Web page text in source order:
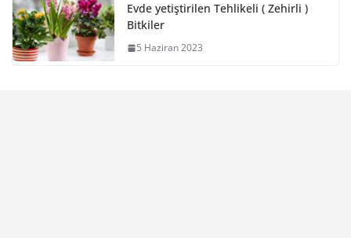
Evde yetiştirilen Tehlikeli ( Zehirli )
Bitkiler
5 Haziran 2023